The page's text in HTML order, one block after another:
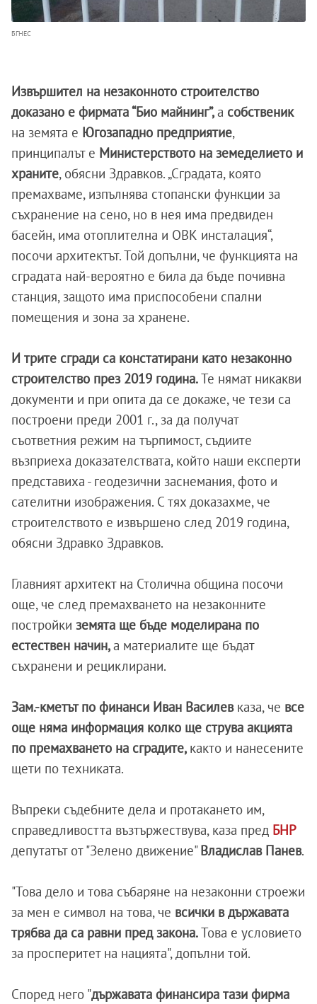
БГНЕС
Извършител на незаконното строителство
доказано е фирмата “Био майнинг”,а собственик
на земята е Югозападно предприятие,
принципалът е Министерството на земеделието и
храните, обясни Здравков. „Сградата, която
премахваме, изпълнява стопански функции за
съхранение на сено, но в нея има предвиден
басейн, има отоплителна и ОВК инсталация“,
посочи архитектът. Той допълни, че функцията на
сградата най-вероятно е била да бъде почивна
станция, защото има приспособени спални
помещения и зона за хранене.
И трите сгради са констатирани като незаконно
строителство през 2019 година.Те нямат никакви
документи и при опита да се докаже, че тези са
построени преди 2001 г., за да получат
съответния режим на търпимост, съдиите
възприеха доказателствата, който наши експерти
представиха - геодезични заснемания, фото и
сателитни изображения. С тях доказахме, че
строителството е извършено след 2019 година,
обясни Здравко Здравков.
Главният архитект на Столична община посочи
още, че след премахването на незаконните
постройки земята ще бъде моделирана по
естествен начин,а материалите ще бъдат
съхранени и рециклирани.
Зам.-кметът по финанси Иван Василев каза, че все
още няма информация колко ще струва акцията
по премахването на сградите, както и нанесените
щети по техниката.
Въпреки съдебните дела и протакането им,
справедливостта възтържествува, каза пред БНР
депутатът от "Зелено движение"Владислав Панев.
"Това дело и това събаряне на незаконни строежи
за мен е символ на това, че всички в държавата
трябва да са равни пред закона.Това е условието
за просперитет на нацията", допълни той.
Според него "държавата финансира тази фирма